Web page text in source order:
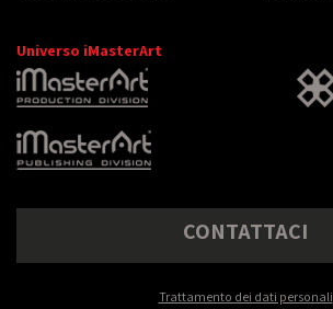
Universo iMasterArt
CONTATTACI
Trattamento dei dati personali